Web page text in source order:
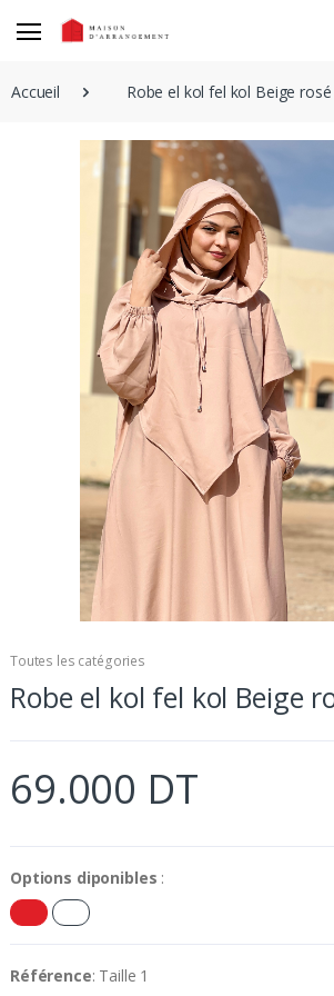
Accueil Robe el kol fel kol Beige rosé
Toutes les catégories
Robe el kol fel kol Beige
69.000 DT
Options diponibles :
Référence: Taille 1